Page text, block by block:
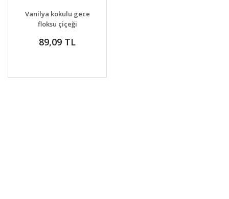
DETAYLAR
VER
Vanilya kokulu gece
floksu çiçeği
midnight candy
89,09 TL